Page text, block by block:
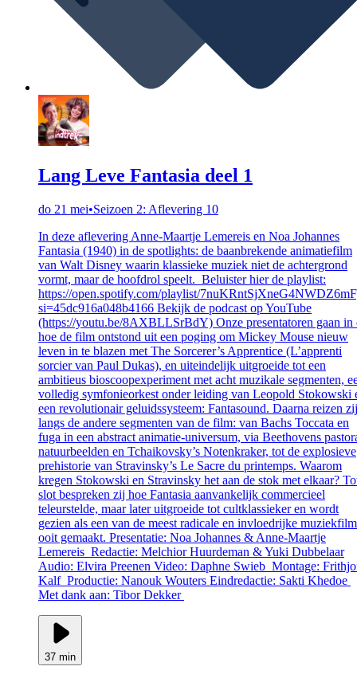
Lang Leve Fantasia deel 1
do 21 mei•Seizoen 2: Aflevering 10
In deze aflevering Anne-Maartje Lemereis en Noa Johannes
Fantasia (1940) in de spotlights: de baanbrekende animatiefilm
van Walt Disney waarin klassieke muziek niet de achtergrond
vormt, maar de hoofdrol speelt. Beluister hier de playlist:
https://open.spotify.com/playlist/
si=45dc916a048b4166 Bekijk de podcast op YouTube
(https://youtu.be/8AXBLLSrBdY) Onze presentatoren gaan in
hoe de film ontstond uit een poging om Mickey Mouse nieuw
leven in te blazen met The Sorcerer’s Apprentice (L’apprenti
sorcier van Paul Dukas), en uiteindelijk uitgroeide tot een
ambitieus bioscoopexperiment met acht muzikale segmenten,
volledig symfonieorkest onder leiding van Leopold Stokowski
een revolutionair geluidssysteem: Fantasound. Daarna reizen zij
langs de andere segmenten van de film: van Bachs Toccata en
fuga in een abstract animatie-universum, via Beethovens
natuurbeelden en Tchaikovsky’s Notenkraker, tot de explosieve
prehistorie van Stravinsky’s Le Sacre du printemps. Waarom
kregen Stokowski en Stravinsky het aan de stok met elkaar?
slot bespreken zij hoe Fantasia aanvankelijk commercieel
teleurstelde, maar later uitgroeide tot cultklassieker en wordt
gezien als een van de meest radicale en invloedrijke
ooit gemaakt. Presentatie: Noa Johannes & Anne-Maartje
Lemereis Redactie: Melchior Huurdeman & Yuki Dubbelaar
Audio: Elvira Preenen Video: Daphne Swieb Montage:
Kalf Productie: Nanouk Wouters Eindredactie: Sakti Khedoe
Met dank aan: Tibor Dekker
37 min